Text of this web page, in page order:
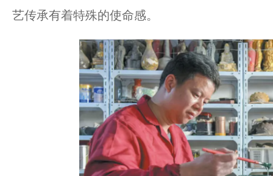
艺传承有着特殊的使命感。